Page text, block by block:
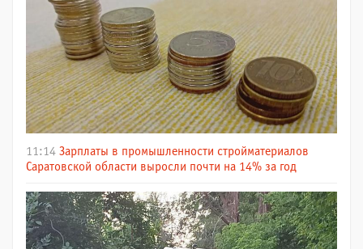
11:14 Зарплаты в промышленности стройматериалов
Саратовской области выросли почти на 14% за год